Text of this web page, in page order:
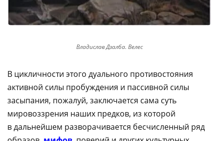
Владислав Дзалба. Велес
В цикличности этого дуального противостояния
активной силы пробуждения и пассивной силы
засыпания, пожалуй, заключается сама суть
мировоззрения наших предков, из которой
в дальнейшем разворачивается бесчисленный ряд